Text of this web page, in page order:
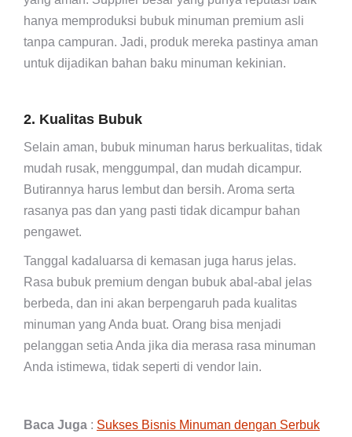
hanya memproduksi bubuk minuman premium asli
tanpa campuran. Jadi, produk mereka pastinya aman
untuk dijadikan bahan baku minuman kekinian.
2. Kualitas Bubuk
Selain aman, bubuk minuman harus berkualitas, tidak
mudah rusak, menggumpal, dan mudah dicampur.
Butirannya harus lembut dan bersih. Aroma serta
rasanya pas dan yang pasti tidak dicampur bahan
pengawet.
Tanggal kadaluarsa di kemasan juga harus jelas.
Rasa bubuk premium dengan bubuk abal-abal jelas
berbeda, dan ini akan berpengaruh pada kualitas
minuman yang Anda buat. Orang bisa menjadi
pelanggan setia Anda jika dia merasa rasa minuman
Anda istimewa, tidak seperti di vendor lain.
Baca Juga : Sukses Bisnis Minuman dengan Serbuk